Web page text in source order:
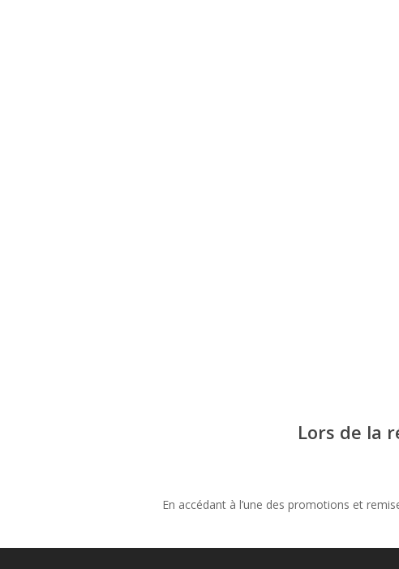
Lors de la
En accédant à l’une des promotions et